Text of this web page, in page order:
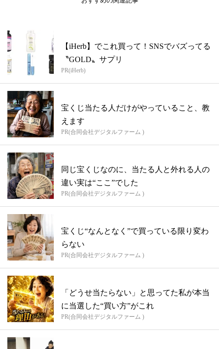
【iHerb】でこれ買って！SNSでバズってる
〝GOLD〟サプリ
PR(iHerb)
宝くじ当たる人だけがやっていること、教
えます
PR(合同会社デジタルファーム )
同じ宝くじなのに、当たる人と外れる人の
違い実は“ここ”でした
PR(合同会社デジタルファーム )
宝くじ“なんとなく”で買っている限り変わ
らない
PR(合同会社デジタルファーム )
「どうせ当たらない」と思ってた私が本当
に当選した“買い方”がこれ
PR(合同会社デジタルファーム )